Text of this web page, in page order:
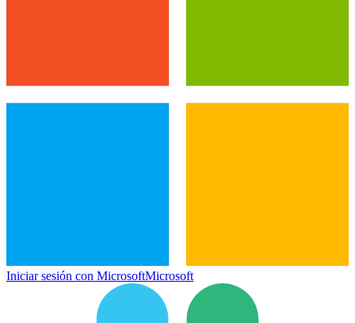
Iniciar sesión con MicrosoftMicrosoft